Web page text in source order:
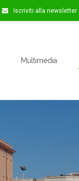
Iscriviti alla newsletter
Multimedia